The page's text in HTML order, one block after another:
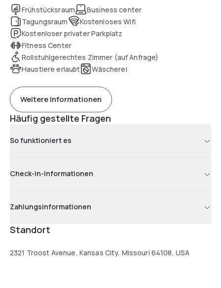
Frühstücksraum
Business center
Tagungsraum
Kostenloses Wifi
Kostenloser privater Parkplatz
Fitness Center
Rollstuhlgerechtes Zimmer (auf Anfrage)
Haustiere erlaubt
Wäscherei
Weitere Informationen
Häufig gestellte Fragen
So funktioniert es
Check-in-Informationen
Zahlungsinformationen
Standort
2321 Troost Avenue, Kansas City, Missouri 64108, USA